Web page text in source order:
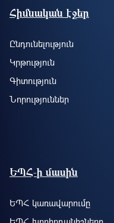
Footer site information
Հիմնական էջեր
Ընդունելություն
Կրթություն
Գիտություն
Նորություններ
ԵՊՀ-ի մասին
ԵՊՀ կառավարումը